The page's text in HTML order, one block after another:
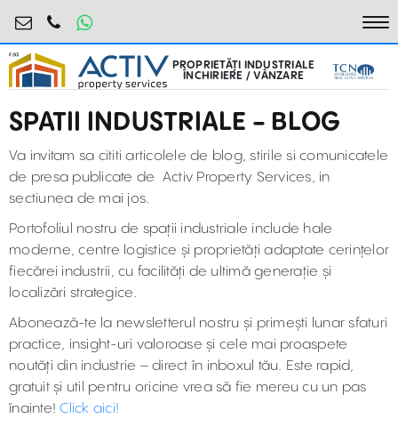
industrial@activpropertyservices.ro
0755.795.795
PROPRIETĂȚI INDUSTRIALE
ÎNCHIRIERE / VÂNZARE
SPATII INDUSTRIALE - BLOG
Va invitam sa cititi articolele de blog, stirile si comunicatele
de presa publicate de Activ Property Services, in
sectiunea de mai jos.
Portofoliul nostru de spații industriale include hale
moderne, centre logistice și proprietăți adaptate cerințelor
fiecărei industrii, cu facilități de ultimă generație și
localizări strategice.
Abonează-te la newsletterul nostru și primești lunar sfaturi
practice, insight-uri valoroase și cele mai proaspete
noutăți din industrie – direct în inboxul tău. Este rapid,
gratuit și util pentru oricine vrea să fie mereu cu un pas
înainte!Click aici!